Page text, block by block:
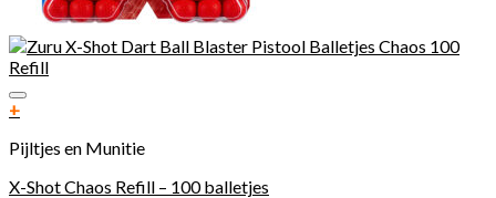
+
Pijltjes en Munitie
X-Shot Chaos Refill – 100 balletjes